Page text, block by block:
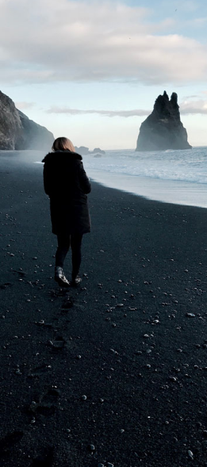
عکس شما وجود داشته باشد و به جایی غیر
مسیر نگاه سوژه را دنبال خواهد کرد. پس
چشم ما مسیر نگاه سوژه را دنبال خواهد